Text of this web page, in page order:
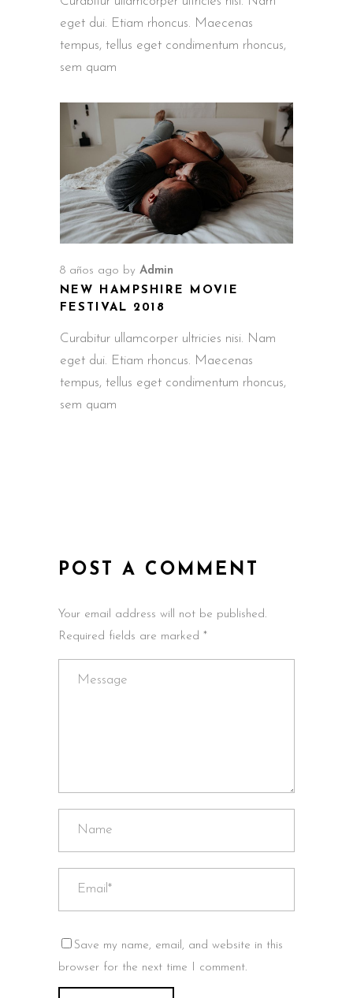
eget dui. Etiam rhoncus. Maecenas
tempus, tellus eget condimentum rhoncus,
sem quam
8 años ago by Admin
NEW HAMPSHIRE MOVIE
FESTIVAL 2018
Curabitur ullamcorper ultricies nisi. Nam
eget dui. Etiam rhoncus. Maecenas
tempus, tellus eget condimentum rhoncus,
sem quam
POST A COMMENT
Your email address will not be published.
Required fields are marked *
Save my name, email, and website in this
browser for the next time I comment.